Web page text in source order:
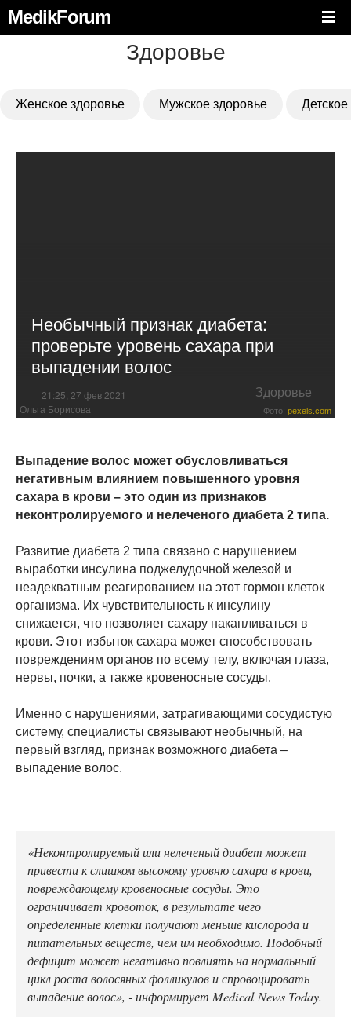
MedikForum
Здоровье
Женское здоровье Мужское здоровье
Необычный признак диабета:
проверьте уровень сахара при
выпадении волос
21:25, 27 фев 2021 Здоровье
Ольга Борисова Фото: pexels.com
Выпадение волос может обусловливаться
негативным влиянием повышенного уровня
сахара в крови – это один из признаков
неконтролируемого и нелеченого диабета 2 типа.
Развитие диабета 2 типа связано с нарушением
выработки инсулина поджелудочной железой и
неадекватным реагированием на этот гормон клеток
организма. Их чувствительность к инсулину
снижается, что позволяет сахару накапливаться в
крови. Этот избыток сахара может способствовать
повреждениям органов по всему телу, включая глаза,
нервы, почки, а также кровеносные сосуды.
Именно с нарушениями, затрагивающими сосудистую
систему, специалисты связывают необычный, на
первый взгляд, признак возможного диабета –
выпадение волос.
«Неконтролируемый или нелеченый диабет может
привести к слишком высокому уровню сахара в крови,
повреждающему кровеносные сосуды. Это
ограничивает кровоток, в результате чего
определенные клетки получают меньше кислорода и
питательных веществ, чем им необходимо. Подобный
дефицит может негативно повлиять на нормальный
цикл роста волосяных фолликулов и спровоцировать
выпадение волос», - информирует Medical News Today.